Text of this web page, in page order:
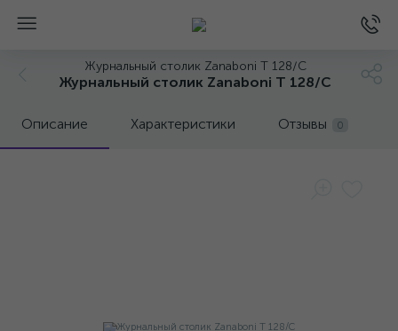
Журнальный столик Zanaboni T 128/C
Журнальный столик Zanaboni T 128/C
Описание Характеристики Отзывы 0